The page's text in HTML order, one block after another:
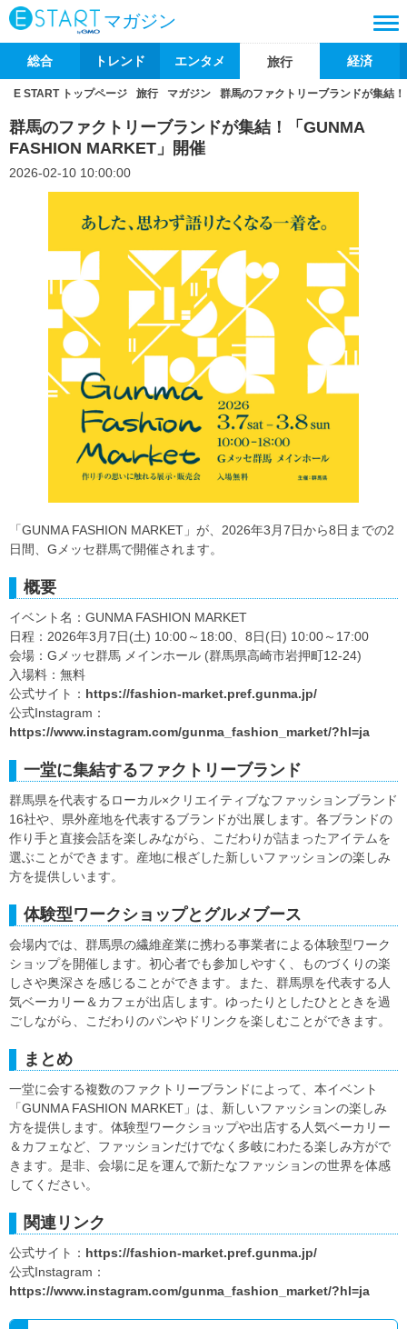
マガジン
総合 トレンド エンタメ 旅行 経済
E START トップページ 旅行 マガジン 群馬のファクトリーブランドが集結
群馬のファクトリーブランドが集結！「GUNMA
FASHION MARKET」開催
2026-02-10 10:00:00
「GUNMA FASHION MARKET」が、2026年3月7日から8日までの2
日間、Gメッセ群馬で開催されます。
概要
イベント名：GUNMA FASHION MARKET
日程：2026年3月7日(土) 10:00～18:00、8日(日) 10:00～17:00
会場：Gメッセ群馬 メインホール (群馬県高崎市岩押町12-24)
入場料：無料
公式サイト： https://fashion-market.pref.gunma.jp/
公式Instagram：
https://www.instagram.com/gunma_fashion_market/?hl=ja
一堂に集結するファクトリーブランド
群馬県を代表するローカル×クリエイティブなファッションブランド
16社や、県外産地を代表するブランドが出展します。各ブランドの
作り手と直接会話を楽しみながら、こだわりが詰まったアイテムを
選ぶことができます。産地に根ざした新しいファッションの楽しみ
方を提供しいます。
体験型ワークショップとグルメブース
会場内では、群馬県の繊維産業に携わる事業者による体験型ワーク
ショップを開催します。初心者でも参加しやすく、ものづくりの楽
しさや奥深さを感じることができます。また、群馬県を代表する人
気ベーカリー＆カフェが出店します。ゆったりとしたひとときを過
ごしながら、こだわりのパンやドリンクを楽しむことができます。
まとめ
一堂に会する複数のファクトリーブランドによって、本イベント
「GUNMA FASHION MARKET」は、新しいファッションの楽しみ
方を提供します。体験型ワークショップや出店する人気ベーカリー
＆カフェなど、ファッションだけでなく多岐にわたる楽しみ方がで
きます。是非、会場に足を運んで新たなファッションの世界を体感
してください。
関連リンク
公式サイト： https://fashion-market.pref.gunma.jp/
公式Instagram：
https://www.instagram.com/gunma_fashion_market/?hl=ja